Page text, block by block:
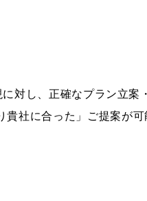
対し、正確なプラン立案
貴社に合った」ご提案が